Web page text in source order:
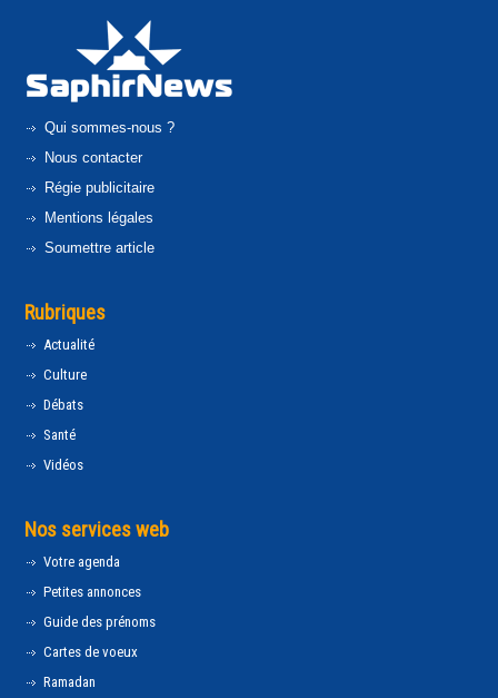
Qui sommes-nous ?
Nous contacter
Régie publicitaire
Mentions légales
Soumettre article
Rubriques
Actualité
Culture
Débats
Santé
Vidéos
Nos services web
Votre agenda
Petites annonces
Guide des prénoms
Cartes de voeux
Ramadan